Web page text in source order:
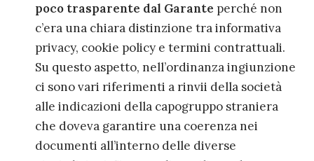
poco trasparente dal Garante perché non
c’era una chiara distinzione tra informativa
privacy, cookie policy e termini contrattuali.
Su questo aspetto, nell’ordinanza ingiunzione
ci sono vari riferimenti a rinvii della società
alle indicazioni della capogruppo straniera
che doveva garantire una coerenza nei
documenti all’interno delle diverse